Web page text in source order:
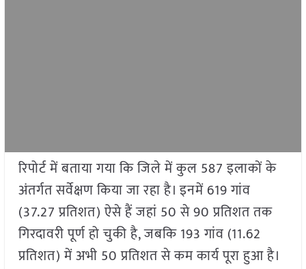
रिपोर्ट में बताया गया कि जिले में कुल 587 इलाकों के
अंतर्गत सर्वेक्षण किया जा रहा है। इनमें 619 गांव
(37.27 प्रतिशत) ऐसे हैं जहां 50 से 90 प्रतिशत तक
गिरदावरी पूर्ण हो चुकी है, जबकि 193 गांव (11.62
प्रतिशत) में अभी 50 प्रतिशत से कम कार्य पूरा हुआ है।